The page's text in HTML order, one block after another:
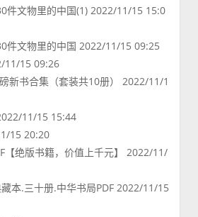
件文物里的中国(1) 2022/11/15 15:0
件文物里的中国 2022/11/15 09:25
11/15 09:26
新书合集（套装共10册） 2022/11/1
11/15 15:44
15 20:20
【绝版书籍，价值上千元】 2022/11/
本.三十册.中华书局PDF 2022/11/15